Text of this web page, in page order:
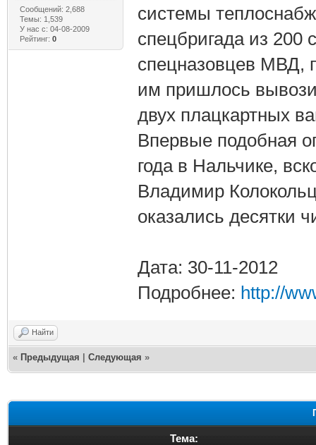
Сообщений: 2,688
Темы: 1,539
У нас с: 04-08-2009
Рейтинг: 0
системы
спецбригада из 200
спецназовцев МВД,
им пришлось
двух плацкартных
Впервые подобная
года в Нальчике,
Владимир
оказались десятки
Дата: 30-11-2012
Подробнее: http://
Найти
« Предыдущая Следующая »
Тема: